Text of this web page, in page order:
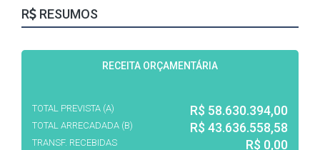
R RESUMOS
RECEITA ORÇAMENTÁRIA
TOTAL PREVISTA (A) R$ 58.630.394,00
TOTAL ARRECADADA (B) R$ 43.636.558,58
TRANSF. RECEBIDAS R$ 0,00